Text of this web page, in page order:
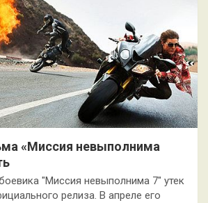
«Миссия невыполнима
"Миссия невыполнима 7" утек
релиза. В апреле его